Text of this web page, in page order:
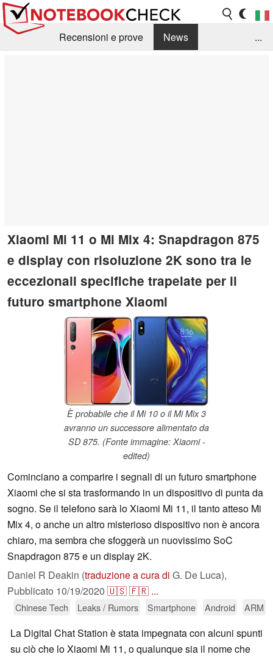
Recensioni e prove
News
...
Xiaomi Mi 11 o Mi Mix 4: Snapdragon 875
e display con risoluzione 2K sono tra le
eccezionali specifiche trapelate per il
futuro smartphone Xiaomi
È probabile che il Mi 10 o il Mi Mix 3
avranno un successore alimentato da
SD 875. (Fonte immagine: Xiaomi -
edited)
Cominciano a comparire i segnali di un futuro smartphone
Xiaomi che si sta trasformando in un dispositivo di punta da
sogno. Se il telefono sarà lo Xiaomi Mi 11, il tanto atteso Mi
Mix 4, o anche un altro misterioso dispositivo non è ancora
chiaro, ma sembra che sfoggerà un nuovissimo SoC
Snapdragon 875 e un display 2K.
Daniel R Deakin (traduzione a cura di G. De Luca),
Pubblicato 10/19/2020 🇺🇸🇫🇷 ...
Chinese Tech Leaks / Rumors Smartphone Android ARM
La Digital Chat Station è stata impegnata con alcuni spunti
su ciò che lo Xiaomi Mi 11, o qualunque sia il nome che